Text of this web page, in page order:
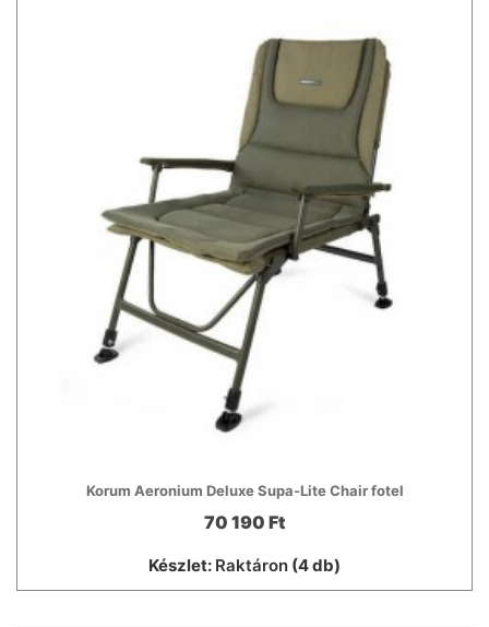
Korum Aeronium Deluxe Supa-Lite Chair fotel
70 190 Ft
Készlet: Raktáron (4 db)